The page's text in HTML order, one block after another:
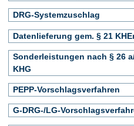
DRG-Systemzuschlag
Datenlieferung gem. § 21
Sonderleistungen nach § 26
KHG
PEPP-Vorschlagsverfahren
G-DRG-/LG-